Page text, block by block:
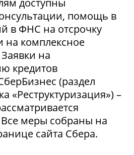
помощь в
в ФНС на отсрочку
на комплексное
на
кредитов
(раздел
«Реструктуризация») –
меры собраны на
сайта Сбера.